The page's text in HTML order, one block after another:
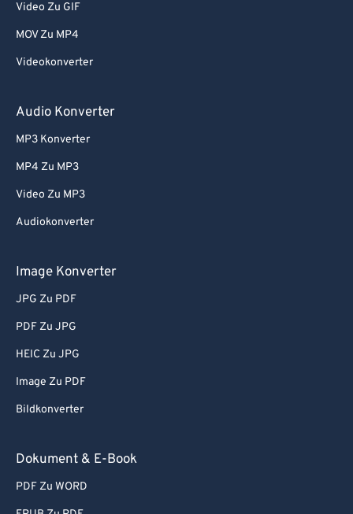
Video Zu GIF
MOV Zu MP4
Videokonverter
Audio Konverter
MP3 Konverter
MP4 Zu MP3
Video Zu MP3
Audiokonverter
Image Konverter
JPG Zu PDF
PDF Zu JPG
HEIC Zu JPG
Image Zu PDF
Bildkonverter
Dokument & E-Book
PDF Zu WORD